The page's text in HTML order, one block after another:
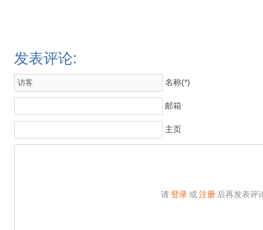
发表评论:
名称(*)
邮箱
主页
请 登录 或 注册 后再发表评